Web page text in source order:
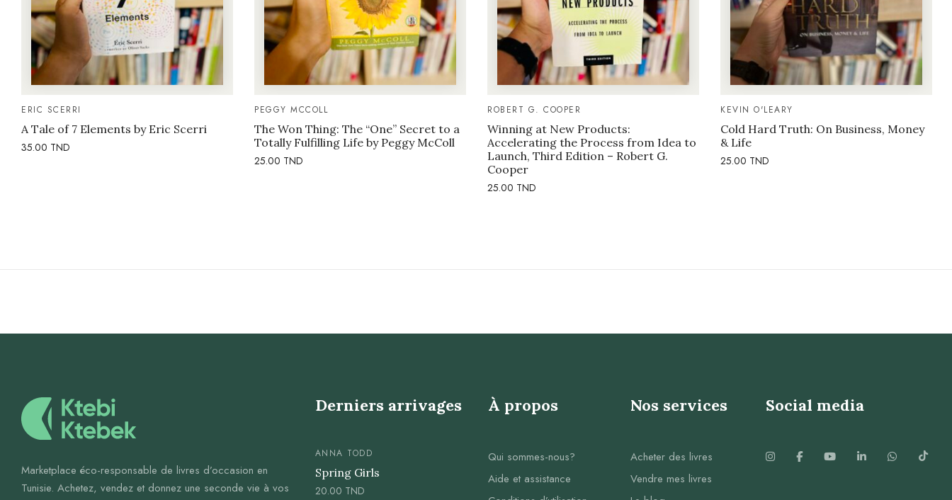
ERIC SCERRI
A Tale of 7 Elements by Eric Scerri
35.00 TND
PEGGY MCCOLL
The Won Thing: The “One” Secret to a
Totally Fulfilling Life by Peggy McColl
25.00 TND
ROBERT G. COOPER
Winning at New Products:
Accelerating the Process from Idea to
Launch, Third Edition – Robert G.
Cooper
25.00 TND
KEVIN O'LEARY
Cold Hard Truth: On Business, Money
& Life
25.00 TND
Marketplace éco-responsable de livres d’occasion en
Tunisie. Achetez, vendez et donnez une seconde vie à vos
Derniers arrivages
ANNA TODD
Spring Girls
20.00 TND
À propos
Qui sommes-nous?
Aide et assistance
Nos services
Acheter des livres
Vendre mes livres
Social media